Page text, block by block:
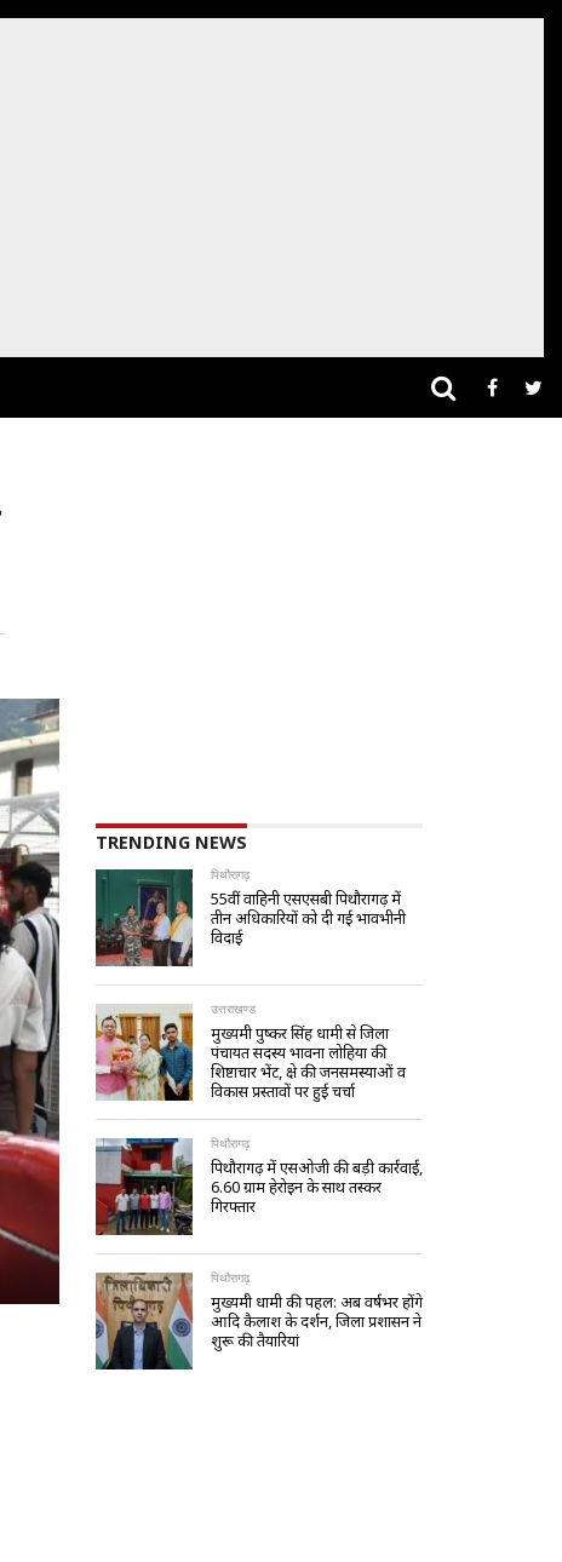
TRENDING NEWS
पिथौरागढ़
55वीं वाहिनी एसएसबी पिथौरागढ़ में
तीन अधिकारियों को दी गई भावभीनी
विदाई
उत्तराखण्ड
मुख्यमंत्री पुष्कर सिंह धामी से जिला
पंचायत सदस्य भावना लोहिया की
शिष्टाचार भेंट, क्षेत्र की जनसमस्याओं व
विकास प्रस्तावों पर हुई चर्चा
पिथौरागढ़
पिथौरागढ़ में एसओजी की बड़ी कार्रवाई,
6.60 ग्राम हेरोइन के साथ तस्कर
गिरफ्तार
पिथौरागढ़
मुख्यमंत्री धामी की पहल: अब वर्षभर होंगे
आदि कैलाश के दर्शन, जिला प्रशासन ने
शुरू की तैयारियां